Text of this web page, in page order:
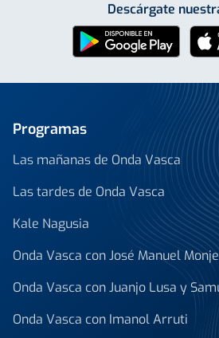
Descárgate
Programas
Las mañanas de Onda Vasca
Las tardes de Onda Vasca
Kale Nagusia
Onda Vasca con José Manuel Monje
Onda Vasca con Juanjo Lusa y
Onda Vasca con Imanol Arruti